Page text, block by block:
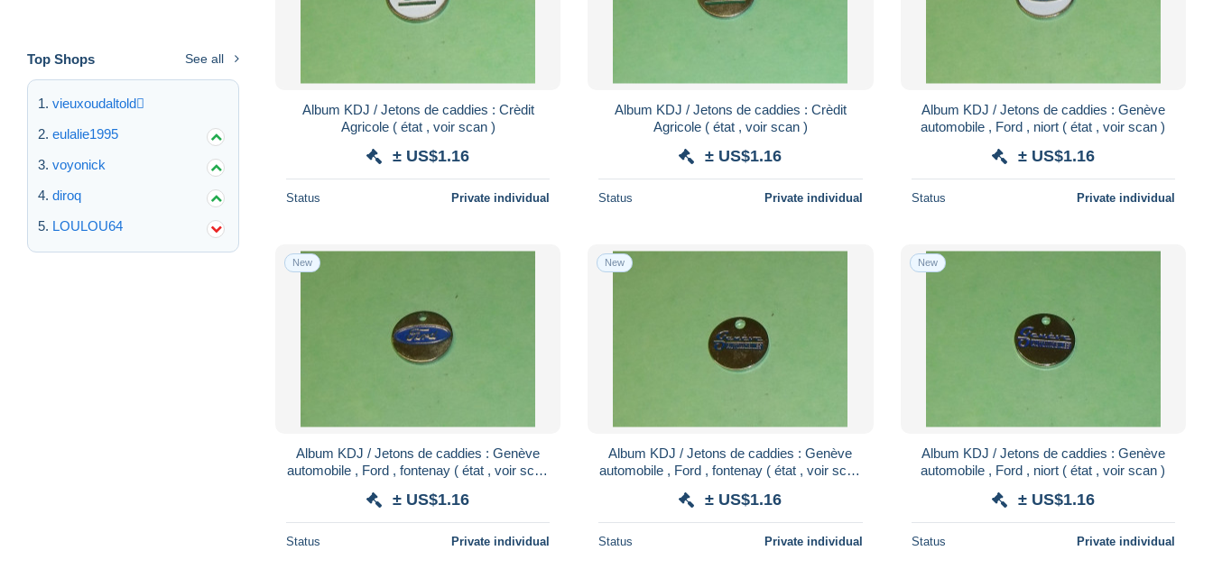
Top Shops See all
vieuxoudaltold
eulalie1995
voyonick
diroq
LOULOU64
Album KDJ / Jetons de caddies : Crèdit
Agricole ( état , voir scan )
± US$1.16
Status Private individual
Album KDJ / Jetons de caddies : Crèdit
Agricole ( état , voir scan )
± US$1.16
Status Private individual
Album KDJ / Jetons de caddies : Genève
automobile , Ford , niort ( état , voir scan )
± US$1.16
Status Private individual
New
Album KDJ / Jetons de caddies : Genève
automobile , Ford , fontenay ( état , voir scan
± US$1.16
Status Private individual
New
Album KDJ / Jetons de caddies : Genève
automobile , Ford , fontenay ( état , voir scan
± US$1.16
Status Private individual
New
Album KDJ / Jetons de caddies : Genève
automobile , Ford , niort ( état , voir scan )
± US$1.16
Status Private individual